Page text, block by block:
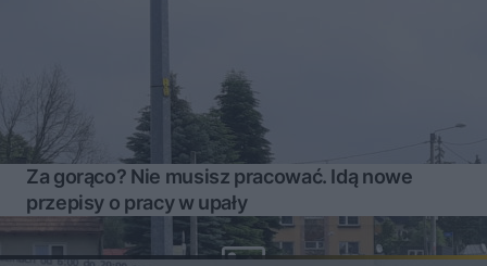
Za gorąco? Nie musisz pracować. Idą nowe
przepisy o pracy w upały